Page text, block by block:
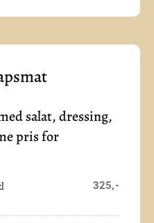
salat, dressing,
pris for
325,-